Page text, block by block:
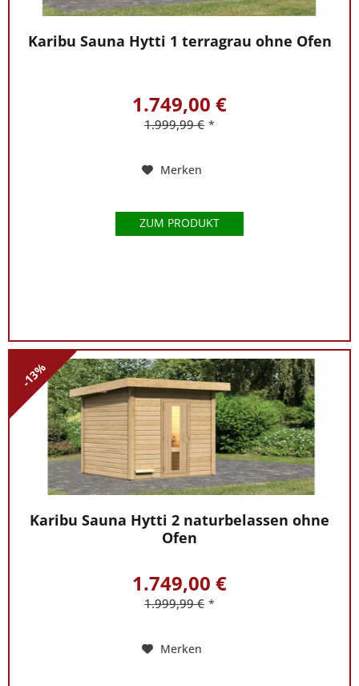
Karibu Sauna Hytti 1 terragrau ohne Ofen
1.749,00 €
1.999,99 € *
Merken
ZUM PRODUKT
-13%
Karibu Sauna Hytti 2 naturbelassen ohne
Ofen
1.749,00 €
1.999,99 € *
Merken